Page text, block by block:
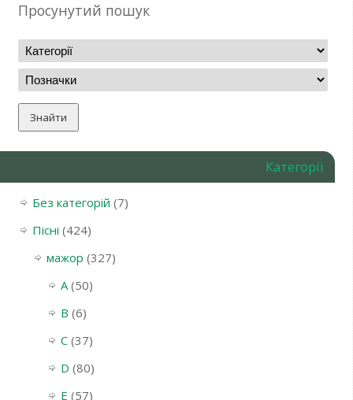
Просунутий пошук
Категорії
Без категорій (7)
Пісні (424)
мажор (327)
A(50)
B (6)
C(37)
D (80)
E (57)